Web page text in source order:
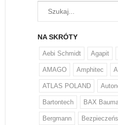
NA SKRÓTY
Aebi Schmidt Agapit
AMAGO Amphitec
ATLAS POLAND
Bartontech BAX
Bergmann